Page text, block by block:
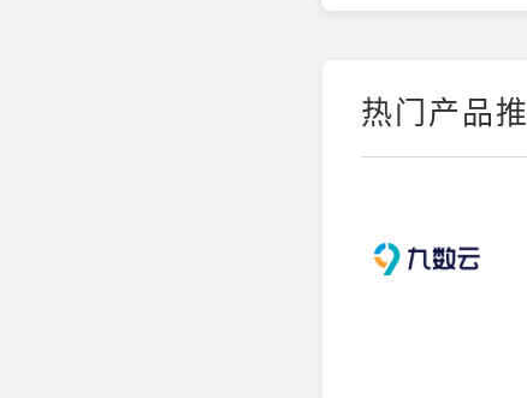
热门产品